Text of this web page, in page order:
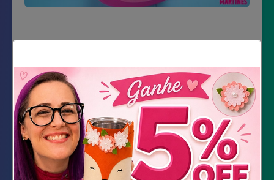
Material Necessário
Papelão
E.V.A. rosa pink, rosa com glitter, branco
Cola quente